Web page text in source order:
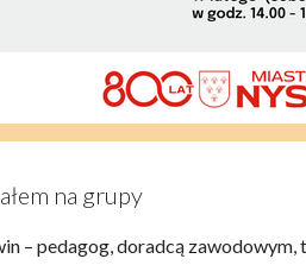
na grupy
– pedagog, doradcą